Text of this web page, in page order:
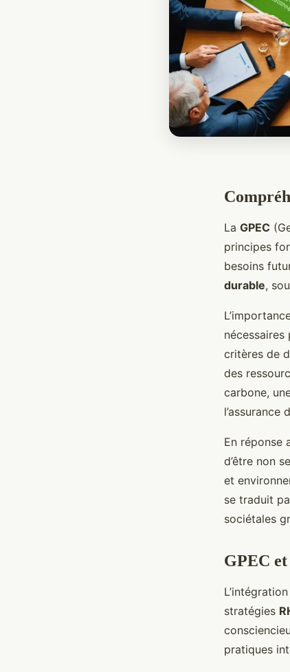
La GPEC
principes
besoins
durable,
critères de
des
carbone,
l’assurance
En réponse
d’être non
et
se traduit
sociétales
GPEC
stratégies
pratiques